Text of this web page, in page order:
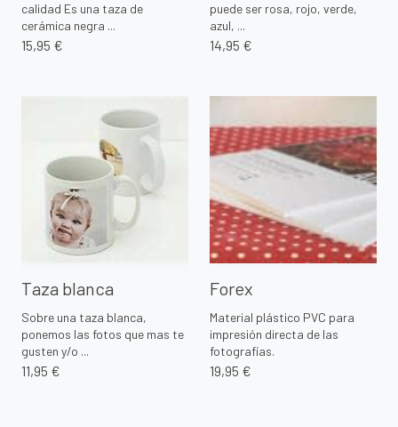
calidad Es una taza de
cerámica negra ...
15,95 €
puede ser rosa, rojo, verde,
azul, ...
14,95 €
Taza blanca
Sobre una taza blanca,
ponemos las fotos que mas te
gusten y/o ...
11,95 €
Forex
Material plástico PVC para
impresión directa de las
fotografías.
19,95 €